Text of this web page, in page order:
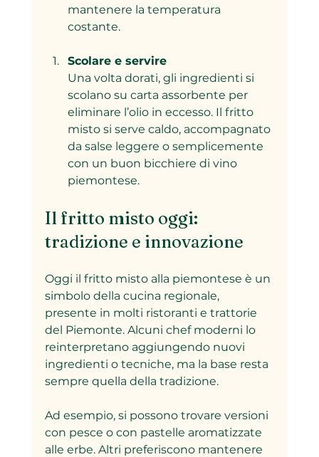
mantenere la temperatura
costante.
Scolare e servire
Una volta dorati, gli ingredienti si
scolano su carta assorbente per
eliminare l’olio in eccesso. Il fritto
misto si serve caldo, accompagnato
da salse leggere o semplicemente
con un buon bicchiere di vino
piemontese.
Il fritto misto oggi:
tradizione e innovazione
Oggi il fritto misto alla piemontese è un
simbolo della cucina regionale,
presente in molti ristoranti e trattorie
del Piemonte. Alcuni chef moderni lo
reinterpretano aggiungendo nuovi
ingredienti o tecniche, ma la base resta
sempre quella della tradizione.
Ad esempio, si possono trovare versioni
con pesce o con pastelle aromatizzate
alle erbe. Altri preferiscono mantenere